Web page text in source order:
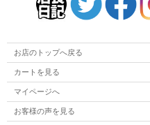
お店のトップへ戻る
カートを見る
マイページへ
お客様の声を見る